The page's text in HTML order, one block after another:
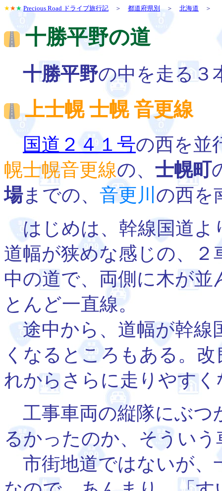
★★★ Precious Road ドライブ旅行記 ＞ 都道府県別＞ 北海道 ＞
十勝平野の道
十勝平野の中を走る３
上士幌 士幌 音更線
国道２４１号の西を並
幌士幌音更線の、 士幌町
場までの、 音更川 の西を
はじめは、幹線国道よ
道幅が狭めな感じの、２
中の道で、両側に木が並
とんど一直線。
途中から、道幅が幹線
くなるところもある。
れからさらに走りやす
工事車両の縦隊にぶつ
るかったのか、そうい
市街地道ではないが、